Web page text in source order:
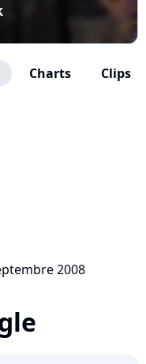
Charts Clips
2008